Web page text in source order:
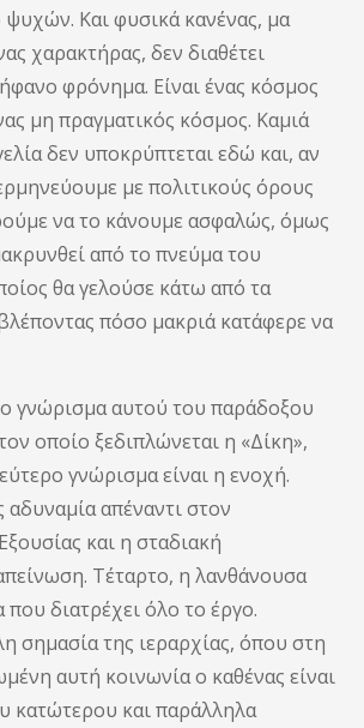
Και φυσικά κανένας, μα
χαρακτήρας, δεν διαθέτει
φρόνημα. Είναι ένας κόσμος
μη πραγματικός κόσμος. Καμιά
δεν υποκρύπτεται εδώ και, αν
με πολιτικούς όρους
να το κάνουμε ασφαλώς, όμως
από το πνεύμα του
θα γελούσε κάτω από τα
πόσο μακριά κατάφερε να
γνώρισμα αυτού του παράδοξου
οποίο ξεδιπλώνεται η «Δίκη»,
γνώρισμα είναι η ενοχή.
απέναντι στον
και η σταδιακή
Τέταρτο, η λανθάνουσα
που διατρέχει όλο το έργο.
σημασία της ιεραρχίας, όπου στη
αυτή κοινωνία ο καθένας είναι
κατώτερου και παράλληλα